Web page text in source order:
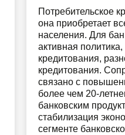
Потребительское
она приобретает
населения. Для
активная
кредитования,
кредитования.
связано с
более чем 20-
банковским
стабилизация
сегменте